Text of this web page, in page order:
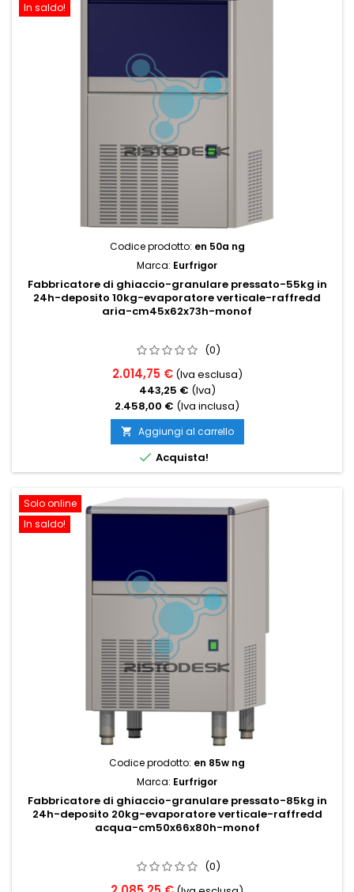
In saldo!
Codice prodotto: en 50a ng
Marca: Eurfrigor
Fabbricatore di ghiaccio-granulare pressato-55kg in
24h-deposito 10kg-evaporatore verticale-raffredd
aria-cm45x62x73h-monof
(0)
2.014,75 € (Iva esclusa)
443,25 € (Iva)
2.458,00 € (Iva inclusa)
 Aggiungi al carrello
 Acquista!
Solo online
In saldo!
Codice prodotto: en 85w ng
Marca: Eurfrigor
Fabbricatore di ghiaccio-granulare pressato-85kg in
24h-deposito 20kg-evaporatore verticale-raffredd
acqua-cm50x66x80h-monof
(0)